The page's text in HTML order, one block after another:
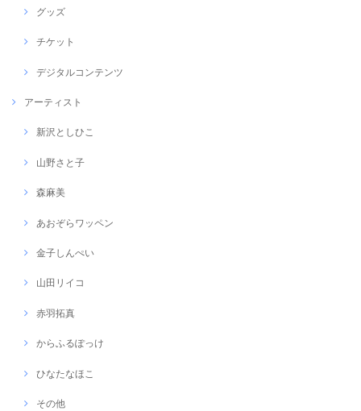
グッズ
チケット
デジタルコンテンツ
アーティスト
新沢としひこ
山野さと子
森麻美
あおぞらワッペン
金子しんぺい
山田リイコ
赤羽拓真
からふるぽっけ
ひなたなほこ
その他